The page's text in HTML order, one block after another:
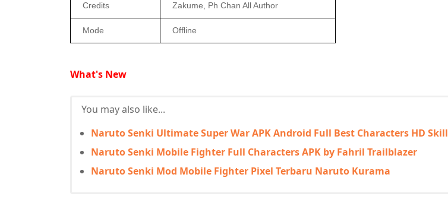
Credits Zakume, Ph Chan All Author
Mode Offline
What's New
You may also like...
Naruto Senki Ultimate Super War APK Android Full Best Characters HD Skill
Naruto Senki Mobile Fighter Full Characters APK by Fahril Trailblazer
Naruto Senki Mod Mobile Fighter Pixel Terbaru Naruto Kurama